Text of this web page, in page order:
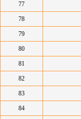
77
78
79
80
81
82
83
84